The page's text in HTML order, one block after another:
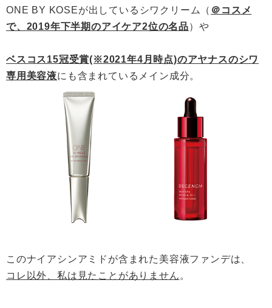
ONE BY KOSEが出しているシワクリーム（ ＠コスメ
で、2019年下半期のアイケア2位の名品）や
ベスコス15冠受賞(※2021年4月時点)のアヤナスのシワ
専用美容液にも含まれているメイン成分。
このナイアシンアミドが含まれた美容液ファンデは、
コレ以外、私は見たことがありません 。